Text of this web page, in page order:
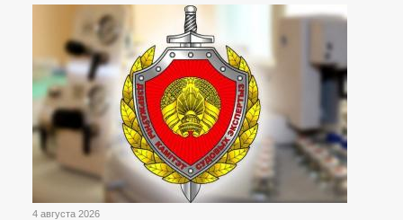
4 августа 2026